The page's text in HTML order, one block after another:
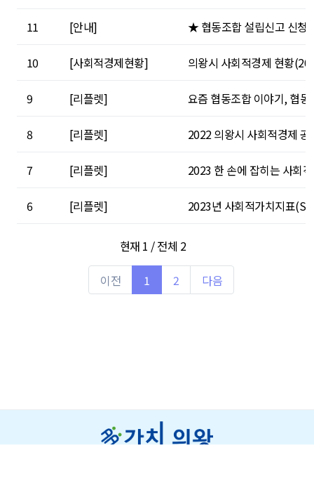
11 [안내] ★ 협동조합 설립신고 신청
10 [사회적경제현황] 의왕시 사회적경제 현황
9 [리플렛] 요즘 협동조합 이야기, 협
8 [리플렛] 2022 의왕시 사회적경제
7 [리플렛] 2023 한 손에 잡히는 사회
6 [리플렛] 2023년 사회적가치지표
현재 1 / 전체 2
이전 1 2 다음